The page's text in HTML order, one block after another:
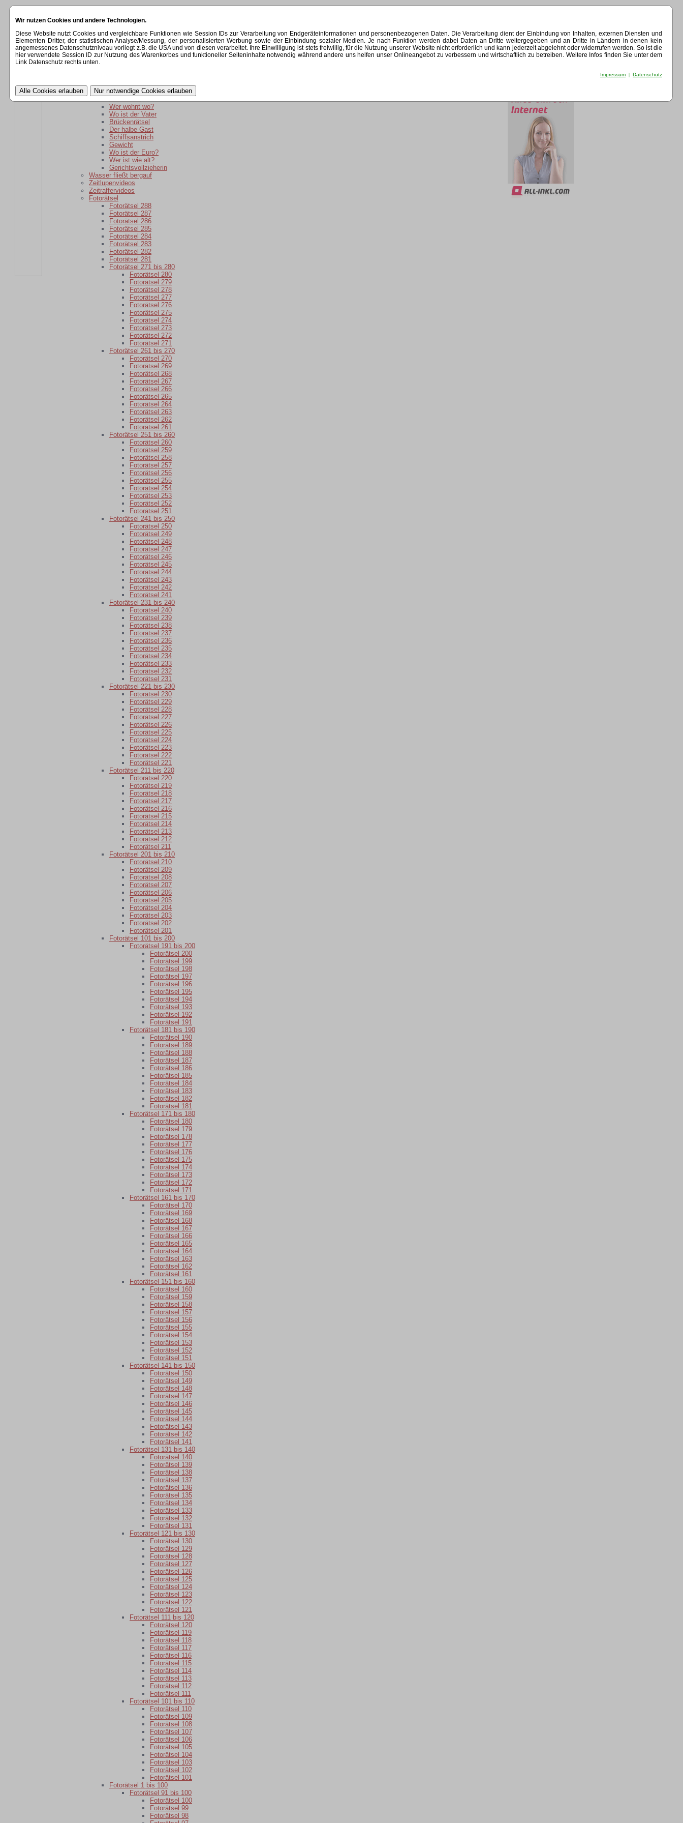
Wir nutzen Cookies und andere Technologien.
Diese Website nutzt Cookies und vergleichbare Funktionen wie Session IDs zur Verarbeitung von Endgeräteinformationen und personenbezogenen Daten. Die Verarbeitung dient der Einbindung von Inhalten, externen Diensten und
Elementen Dritter, der statistischen Analyse/Messung, der personalisierten Werbung sowie der Einbindung sozialer Medien. Je nach Funktion werden dabei Daten an Dritte weitergegeben und an Dritte in Ländern in denen kein
angemessenes Datenschutzniveau vorliegt z.B. die USA und von diesen verarbeitet. Ihre Einwilligung ist stets freiwillig, für die Nutzung unserer Website nicht erforderlich und kann jederzeit abgelehnt oder widerrufen werden. So ist die
hier verwendete Session ID zur Nutzung des Warenkorbes und funktioneller Seiteninhalte notwendig während andere uns helfen unser Onlineangebot zu verbessern und wirtschaftlich zu betreiben. Weitere Infos finden Sie unter dem
Link Datenschutz rechts unten.
Impressum | Datenschutz
Kategorien
Rätsel
Rätsel für daheim gebliebene
Wer ist wie alt?
wer ist weiter weg?
kaputte Sicherung
Kartoffelsackrätsel
Wer wohnt wo?
Wo ist der Vater
Brückenrätsel
Der halbe Gast
Schiffsanstrich
Gewicht
Wo ist der Euro?
Wer ist wie alt?
Gerichtsvollzieherin
Wasser fließt bergauf
Zeitlupenvideos
Zeitraffervideos
Fotorätsel
Fotorätsel 288
Fotorätsel 287
Fotorätsel 286
Fotorätsel 285
Fotorätsel 284
Fotorätsel 283
Fotorätsel 282
Fotorätsel 281
Fotorätsel 271 bis 280
Fotorätsel 280
Fotorätsel 279
Fotorätsel 278
Fotorätsel 277
Fotorätsel 276
Fotorätsel 275
Fotorätsel 274
Fotorätsel 273
Fotorätsel 272
Fotorätsel 271
Fotorätsel 261 bis 270
Fotorätsel 270
Fotorätsel 269
Fotorätsel 268
Fotorätsel 267
Fotorätsel 266
Fotorätsel 265
Fotorätsel 264
Fotorätsel 263
Fotorätsel 262
Fotorätsel 261
Fotorätsel 251 bis 260
Fotorätsel 260
Fotorätsel 259
Fotorätsel 258
Fotorätsel 257
Fotorätsel 256
Fotorätsel 255
Fotorätsel 254
Fotorätsel 253
Fotorätsel 252
Fotorätsel 251
Fotorätsel 241 bis 250
Fotorätsel 250
Fotorätsel 249
Fotorätsel 248
Fotorätsel 247
Fotorätsel 246
Fotorätsel 245
Fotorätsel 244
Fotorätsel 243
Fotorätsel 242
Fotorätsel 241
Fotorätsel 231 bis 240
Fotorätsel 240
Fotorätsel 239
Fotorätsel 238
Fotorätsel 237
Fotorätsel 236
Fotorätsel 235
Fotorätsel 234
Fotorätsel 233
Fotorätsel 232
Fotorätsel 231
Fotorätsel 221 bis 230
Fotorätsel 230
Fotorätsel 229
Fotorätsel 228
Fotorätsel 227
Fotorätsel 226
Fotorätsel 225
Fotorätsel 224
Fotorätsel 223
Fotorätsel 222
Fotorätsel 221
Fotorätsel 211 bis 220
Fotorätsel 220
Fotorätsel 219
Fotorätsel 218
Fotorätsel 217
Fotorätsel 216
Fotorätsel 215
Fotorätsel 214
Fotorätsel 213
Fotorätsel 212
Fotorätsel 211
Fotorätsel 201 bis 210
Fotorätsel 210
Fotorätsel 209
Fotorätsel 208
Fotorätsel 207
Fotorätsel 206
Fotorätsel 205
Fotorätsel 204
Fotorätsel 203
Fotorätsel 202
Fotorätsel 201
Fotorätsel 101 bis 200
Fotorätsel 191 bis 200
Fotorätsel 200
Fotorätsel 199
Fotorätsel 198
Fotorätsel 197
Fotorätsel 196
Fotorätsel 195
Fotorätsel 194
Fotorätsel 193
Fotorätsel 192
Fotorätsel 191
Fotorätsel 181 bis 190
Fotorätsel 190
Fotorätsel 189
Fotorätsel 188
Fotorätsel 187
Fotorätsel 186
Fotorätsel 185
Fotorätsel 184
Fotorätsel 183
Fotorätsel 182
Fotorätsel 181
Fotorätsel 171 bis 180
Fotorätsel 180
Fotorätsel 179
Fotorätsel 178
Fotorätsel 177
Fotorätsel 176
Fotorätsel 175
Fotorätsel 174
Fotorätsel 173
Fotorätsel 172
Fotorätsel 171
Fotorätsel 161 bis 170
Fotorätsel 170
Fotorätsel 169
Fotorätsel 168
Fotorätsel 167
Fotorätsel 166
Fotorätsel 165
Fotorätsel 164
Fotorätsel 163
Fotorätsel 162
Fotorätsel 161
Fotorätsel 151 bis 160
Fotorätsel 160
Fotorätsel 159
Fotorätsel 158
Fotorätsel 157
Fotorätsel 156
Fotorätsel 155
Fotorätsel 154
Fotorätsel 153
Fotorätsel 152
Fotorätsel 151
Fotorätsel 141 bis 150
Fotorätsel 150
Fotorätsel 149
Fotorätsel 148
Fotorätsel 147
Fotorätsel 146
Fotorätsel 145
Fotorätsel 144
Fotorätsel 143
Fotorätsel 142
Fotorätsel 141
Fotorätsel 131 bis 140
Fotorätsel 140
Fotorätsel 139
Fotorätsel 138
Fotorätsel 137
Fotorätsel 136
Fotorätsel 135
Fotorätsel 134
Fotorätsel 133
Fotorätsel 132
Fotorätsel 131
Fotorätsel 121 bis 130
Fotorätsel 130
Fotorätsel 129
Fotorätsel 128
Fotorätsel 127
Fotorätsel 126
Fotorätsel 125
Fotorätsel 124
Fotorätsel 123
Fotorätsel 122
Fotorätsel 121
Fotorätsel 111 bis 120
Fotorätsel 120
Fotorätsel 119
Fotorätsel 118
Fotorätsel 117
Fotorätsel 116
Fotorätsel 115
Fotorätsel 114
Fotorätsel 113
Fotorätsel 112
Fotorätsel 111
Fotorätsel 101 bis 110
Fotorätsel 110
Fotorätsel 109
Fotorätsel 108
Fotorätsel 107
Fotorätsel 106
Fotorätsel 105
Fotorätsel 104
Fotorätsel 103
Fotorätsel 102
Fotorätsel 101
Fotorätsel 1 bis 100
Fotorätsel 91 bis 100
Fotorätsel 100
Fotorätsel 99
Fotorätsel 98